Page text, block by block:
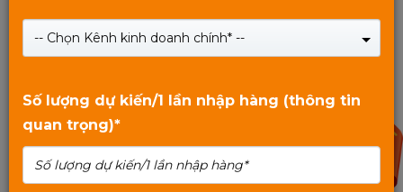
SHOP NOW
0
5
10%
-- Chọn Kênh kinh doanh chính* --
Số lượng dự kiến/1 lần nhập hàng (thông tin
quan trọng)*